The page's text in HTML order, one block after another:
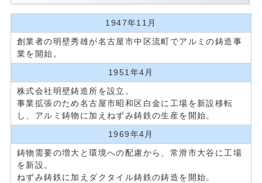
1947年11月
創業者の明壁秀雄が名古屋市中区流町でアルミの鋳造事
業を開始。
1951年4月
株式会社明壁鋳造所を設立。
事業拡張のため名古屋市昭和区白金に工場を新設移転
し、アルミ鋳物に加えねずみ鋳鉄の生産を開始。
1969年4月
鋳物需要の増大と環境への配慮から、常滑市大谷に工場
を新設。
ねずみ鋳鉄に加えダクタイル鋳鉄の鋳造を開始。